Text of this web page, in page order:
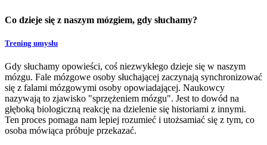
Co dzieje się z naszym mózgiem, gdy słuchamy?
Trening umysłu
Gdy słuchamy opowieści, coś niezwykłego dzieje się w naszym
mózgu. Fale mózgowe osoby słuchającej zaczynają synchronizować
się z falami mózgowymi osoby opowiadającej. Naukowcy
nazywają to zjawisko "sprzężeniem mózgu". Jest to dowód na
głęboką biologiczną reakcję na dzielenie się historiami z innymi.
Ten proces pomaga nam lepiej rozumieć i utożsamiać się z tym, co
osoba mówiąca próbuje przekazać.